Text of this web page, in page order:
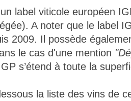
label viticole européen
A noter que le label
2009. Il possède
le cas d'une mention
s’étend à toute la
la liste des vins de